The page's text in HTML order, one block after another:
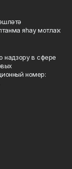
яһау мотлаҡ.
надзору в сфере
номер: